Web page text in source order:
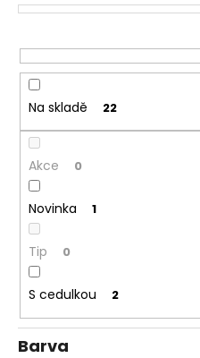
o
d
u
k
ů
Na skladě 22
Akce 0
Novinka 1
Tip 0
S cedulkou 2
Barva
t